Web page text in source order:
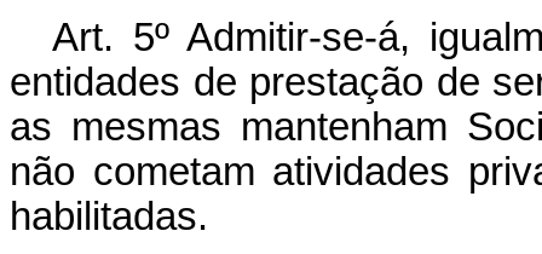
Art. 5º Admitir-se-á,
entidades de prestação de
as mesmas mantenham
não cometam atividades
habilitadas.